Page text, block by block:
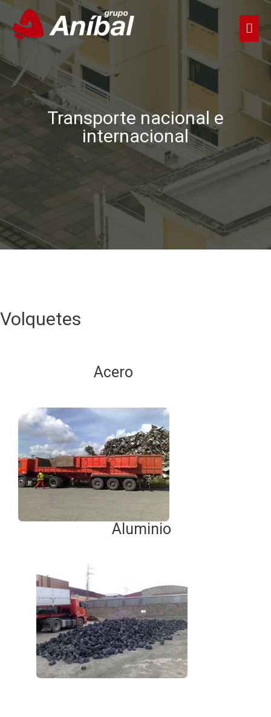
Transporte nacional e
internacional
Volquetes
Acero
Aluminio